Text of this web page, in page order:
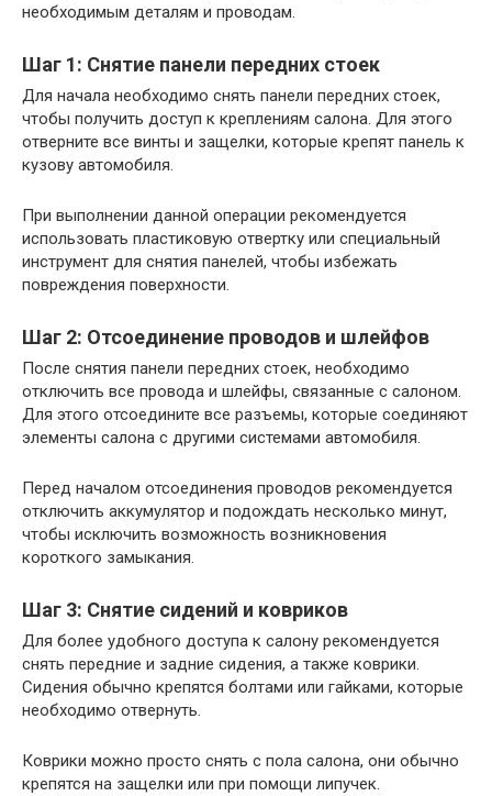
необходимым деталям и проводам.
Шаг 1: Снятие панели передних стоек
Для начала необходимо снять панели передних стоек,
чтобы получить доступ к креплениям салона. Для этого
отверните все винты и защелки, которые крепят панель к
кузову автомобиля.
При выполнении данной операции рекомендуется
использовать пластиковую отвертку или специальный
инструмент для снятия панелей, чтобы избежать
повреждения поверхности.
Шаг 2: Отсоединение проводов и шлейфов
После снятия панели передних стоек, необходимо
отключить все провода и шлейфы, связанные с салоном.
Для этого отсоедините все разъемы, которые соединяют
элементы салона с другими системами автомобиля.
Перед началом отсоединения проводов рекомендуется
отключить аккумулятор и подождать несколько минут,
чтобы исключить возможность возникновения
короткого замыкания.
Шаг 3: Снятие сидений и ковриков
Для более удобного доступа к салону рекомендуется
снять передние и задние сидения, а также коврики.
Сидения обычно крепятся болтами или гайками, которые
необходимо отвернуть.
Коврики можно просто снять с пола салона, они обычно
крепятся на защелки или при помощи липучек.